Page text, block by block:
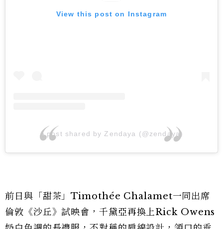
View this post on Instagram
A post shared by Zendaya (@zendaya)
前日與「甜茶」Timothée Chalamet一同出席
倫敦《沙丘》試映會，千黛亞再換上Rick Owens